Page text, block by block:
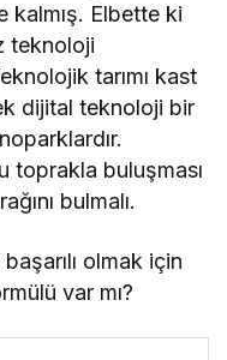
kalmış. Elbette ki
teknoloji
tarımı kast
dijital teknoloji bir
toprakla buluşması
bulmalı.
olmak için
var mı?